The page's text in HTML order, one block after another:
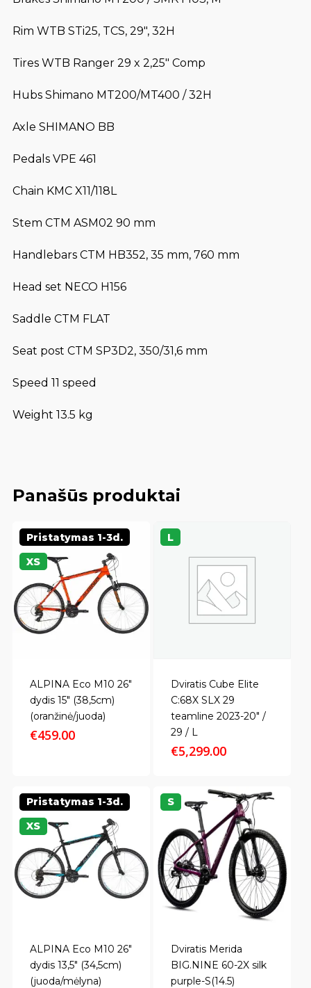
Rim WTB STi25, TCS, 29″, 32H
Tires WTB Ranger 29 x 2,25″ Comp
Hubs Shimano MT200/MT400 / 32H
Axle SHIMANO BB
Pedals VPE 461
Chain KMC X11/118L
Stem CTM ASM02 90 mm
Handlebars CTM HB352, 35 mm, 760 mm
Head set NECO H156
Saddle CTM FLAT
Seat post CTM SP3D2, 350/31,6 mm
Speed 11 speed
Weight 13.5 kg
Panašūs produktai
ALPINA Eco M10 26″
dydis 15″ (38,5cm)
(oranžinė/juoda)
€459.00
Pristatymas 1-3d.
XS
Dviratis Cube Elite
C:68X SLX 29
teamline 2023-20" /
29 / L
€5,299.00
L
ALPINA Eco M10 26″
dydis 13,5″ (34,5cm)
(juoda/mėlyna)
Pristatymas 1-3d.
XS
Dviratis Merida
BIG.NINE 60-2X silk
purple-S(14.5)
S